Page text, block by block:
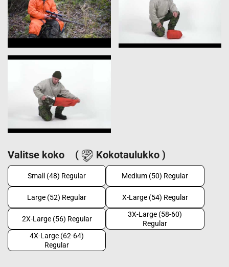
Valitse koko ( Kokotaulukko )
Small (48) Regular Medium (50) Regular
Large (52) Regular X-Large (54) Regular
2X-Large (56) Regular
3X-Large (58-60)
Regular
4X-Large (62-64)
Regular